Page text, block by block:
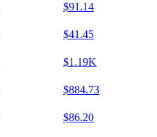
$91.14
$41.45
$1.19K
$884.73
$86.20